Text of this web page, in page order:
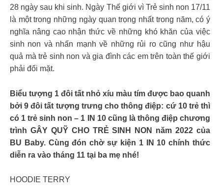
28 ngày sau khi sinh. Ngày Thế giới vì Trẻ sinh non 17/11
là một trong những ngày quan trọng nhất trong năm, có ý
nghĩa nâng cao nhận thức về những khó khăn của việc
sinh non và nhấn mạnh về những rủi ro cũng như hậu
quả mà trẻ sinh non và gia đình các em trên toàn thế giới
phải đối mặt.
Biểu tượng 1 đôi tất nhỏ xíu màu tím được bao quanh
bởi 9 đôi tất tượng trưng cho thông điệp: cứ 10 trẻ thì
có 1 trẻ sinh non – 1 IN 10 cũng là thông điệp chương
trình GÂY QUỸ CHO TRẺ SINH NON năm 2022 của
BU Baby. Cùng đón chờ sự kiện 1 IN 10 chính thức
diễn ra vào tháng 11 tại ba mẹ nhé!
HOODIE TERRY